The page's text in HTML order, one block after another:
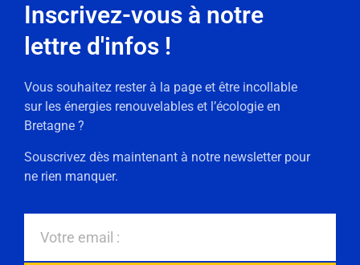
Inscrivez-vous à notre
lettre d'infos !
Vous souhaitez rester à la page et être incollable
sur les énergies renouvelables et l’écologie en
Bretagne ?
Souscrivez dès maintenant à notre newsletter pour
ne rien manquer.